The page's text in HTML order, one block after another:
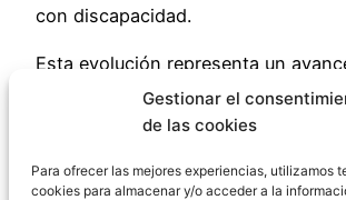
Gestionar el
de las cookies
Para ofrecer las mejores experiencias, utilizamos
cookies para almacenar y/o acceder a la
con discapacidad.
Esta evolución representa un
en el reconocimiento de los
personas con discapacidad, en
Convención de Nueva York.